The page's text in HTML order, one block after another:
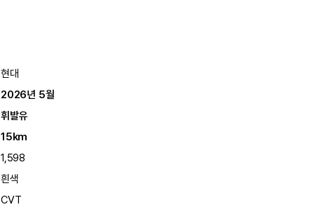
현대
2026년 5월
휘발유
15km
1,598
흰색
CVT